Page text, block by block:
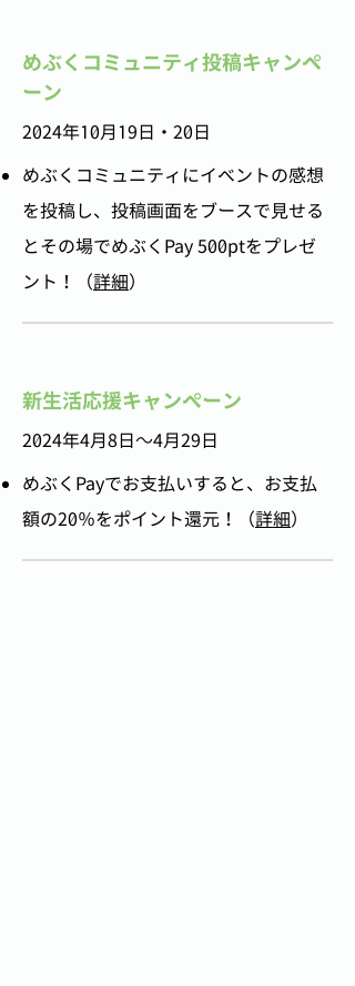
めぶくコミュニティ​投稿キャンペ
ーン
​2024年10月19日・20日
めぶくコミュニティにイベントの感想
を投稿し、​投稿画面をブースで見せる
とその場でめぶくPay 500ptをプレゼ
ント！（詳細）
新生活応援キャンペーン
​2024年4月8日～4月29日
めぶくPayでお支払いすると、お支払
額の20％をポイント還元！（詳細）